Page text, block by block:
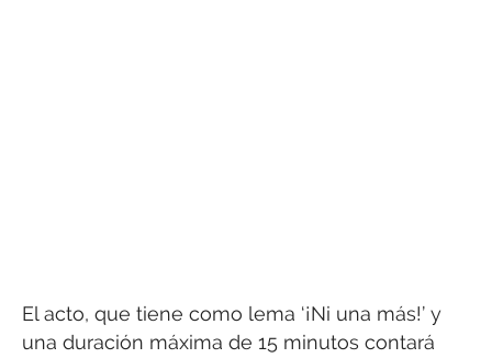
El acto, que tiene como lema ‘¡Ni una más!’ y
una duración máxima de 15 minutos contará